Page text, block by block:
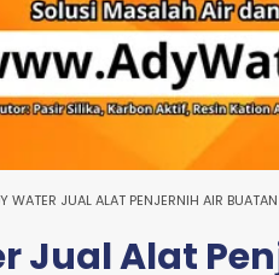
WATER JUAL ALAT PENJERNIH AIR
Jual Alat